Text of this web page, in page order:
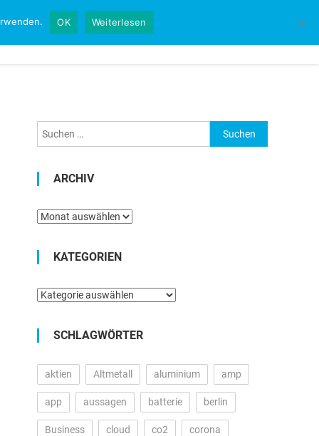
Startseite
Suchen
nach:
ARCHIV
Archiv
KATEGORIEN
Kategorien
SCHLAGWÖRTER
aktien Altmetall aluminium amp
app aussagen batterie berlin
Business cloud co2 corona
OK Weiterlesen